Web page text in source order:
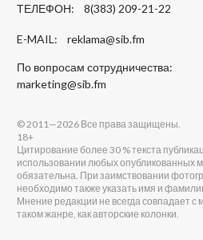
ТЕЛЕФОН: 8(383) 209-21-22
E-MAIL: reklama@sib.fm
По вопросам сотрудничества:
marketing@sib.fm
© 2011—2026 Все права защищены.
18+
Цитирование более 30 % текста
использовании любых опубликованных
обязательна. При заимствовании
необходимо также указать имя и
Мнение редакции не всегда совпадает
таком жанре, как авторские колонки.